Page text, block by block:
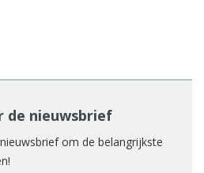
de nieuwsbrief
om de belangrijkste